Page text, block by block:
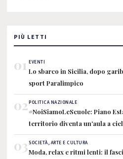
PIÙ LETTI
01 EVENTI
Lo sbarco in Sicilia, dopo
sport Paralimpico
02POLITICA NAZIONALE
#NoiSiamoLeScuole: Piano
territorio diventa un'aula a
03SOCIETÀ, ARTE E CULTURA
Moda, relax e ritmi lenti: il